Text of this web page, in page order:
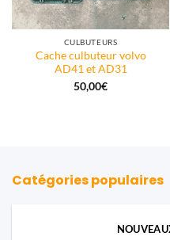
CULBUTEURS
Cache culbuteur volvo
AD41 et AD31
50,00€
Catégories populaires